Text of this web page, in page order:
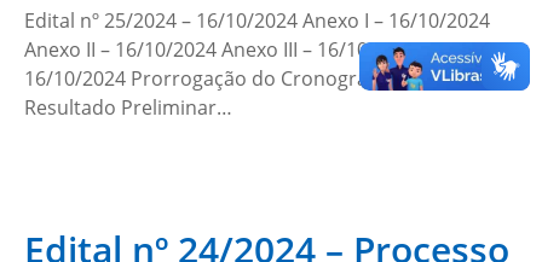
Edital nº 25/2024 – 16/10/2024 Anexo I – 16/10/2024
Anexo II – 16/10/2024 Anexo III – 16/10/2024 Anexo IV –
16/10/2024 Prorrogação do Cronograma – 31/10/2024
Resultado Preliminar…
Edital nº 24/2024 – Processo